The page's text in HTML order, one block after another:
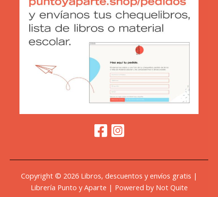
Copyright © 2026 Libros, descuentos y envíos gratis |
Librería Punto y Aparte | Powered by Not Quite